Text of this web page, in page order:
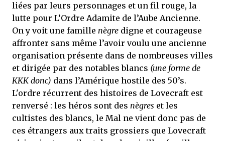
liées par leurs personnages et un fil rouge, la
lutte pour L’Ordre Adamite de l’Aube Ancienne.
On y voit une famille nègre digne et courageuse
affronter sans même l’avoir voulu une ancienne
organisation présente dans de nombreuses villes
et dirigée par des notables blancs (une forme de
KKK donc) dans l’Amérique hostile des 50’s.
L'ordre récurrent des histoires de Lovecraft est
renversé : les héros sont des nègres et les
cultistes des blancs, le Mal ne vient donc pas de
ces étrangers aux traits grossiers que Lovecraft